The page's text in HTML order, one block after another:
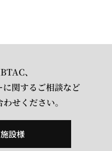
、
関するご相談など
せください。
設様